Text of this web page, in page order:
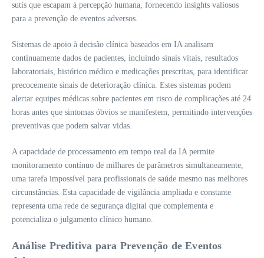
sutis que escapam à percepção humana, fornecendo insights valiosos
para a prevenção de eventos adversos.
Sistemas de apoio à decisão clínica baseados em IA analisam
continuamente dados de pacientes, incluindo sinais vitais, resultados
laboratoriais, histórico médico e medicações prescritas, para identificar
precocemente sinais de deterioração clínica. Estes sistemas podem
alertar equipes médicas sobre pacientes em risco de complicações até 24
horas antes que sintomas óbvios se manifestem, permitindo intervenções
preventivas que podem salvar vidas.
A capacidade de processamento em tempo real da IA permite
monitoramento contínuo de milhares de parâmetros simultaneamente,
uma tarefa impossível para profissionais de saúde mesmo nas melhores
circunstâncias. Esta capacidade de vigilância ampliada e constante
representa uma rede de segurança digital que complementa e
potencializa o julgamento clínico humano.
Análise Preditiva para Prevenção de Eventos